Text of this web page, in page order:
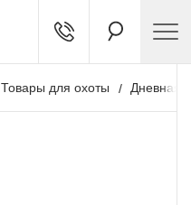
Товары для охоты Дневная